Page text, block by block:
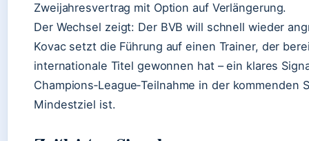
Zweijahresvertrag mit Option auf Verlängerung.
Der Wechsel zeigt: Der BVB will schnell wieder
Kovac setzt die Führung auf einen Trainer, der
internationale Titel gewonnen hat – ein klares
Champions‑League‑Teilnahme in der kommenden
Mindestziel ist.